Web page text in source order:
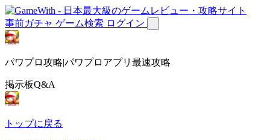
事前ガチャ ゲーム検索 ログイン
パワプロ攻略|パワプロアプリ最速攻略
掲示板Q&A
トップに戻る